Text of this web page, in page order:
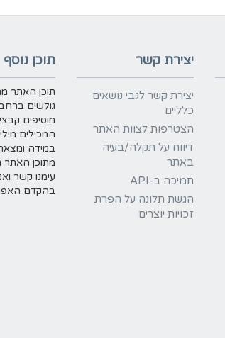
יצירת קשר
יצירת קשר לגבי נושאים
כלליים
הצטרפות לצוות האתר
דיווח על תקלה/בעיה
באתר
תמיכה ב-API
הגשת תלונה על הפרת
זכויות יוצרים
תוכן נוסף
תוכן האתר
גולשים
מוסיפים
המכילים
במידה
מתוכן האתר
עימנו קשר
בהקדם